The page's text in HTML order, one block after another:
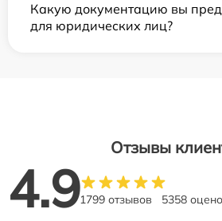
Какую документацию вы
для юридических лиц?
Отзывы
4.91799 отзывов 5358